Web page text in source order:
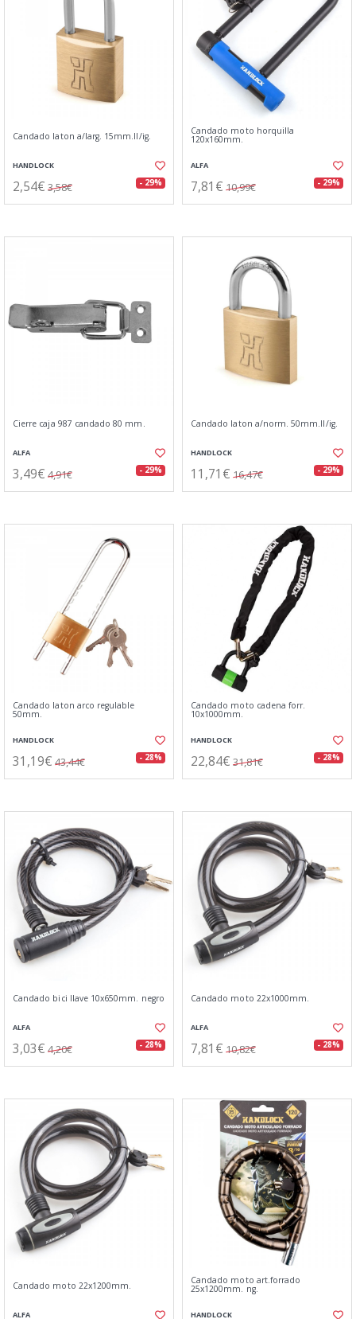
Candado laton a/larg. 15mm.ll/ig.
HANDLOCK
2,54€ 3,58€ - 29%
Candado moto horquilla
120x160mm.
ALFA
7,81€ 10,99€ - 29%
Cierre caja 987 candado 80 mm.
ALFA
3,49€ 4,91€ - 29%
Candado laton a/norm. 50mm.ll/ig.
HANDLOCK
11,71€ 16,47€ - 29%
Candado laton arco regulable
50mm.
HANDLOCK
31,19€ 43,44€ - 28%
Candado moto cadena forr.
10x1000mm.
HANDLOCK
22,84€ 31,81€ - 28%
Candado bici llave 10x650mm. negro
ALFA
3,03€ 4,20€ - 28%
Candado moto 22x1000mm.
ALFA
7,81€ 10,82€ - 28%
Candado moto 22x1200mm.
ALFA
Candado moto art.forrado
25x1200mm. ng.
HANDLOCK